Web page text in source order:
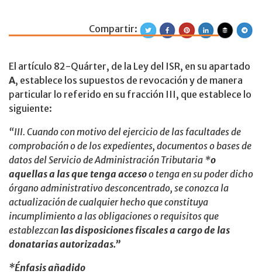
El SATCompartir:
El artículo 82-Quárter, de la Ley del ISR, en su apartado
A, establece los supuestos de revocación y de manera
particular lo referido en su fracción III, que establece lo
siguiente:
“III. Cuando con motivo del ejercicio de las facultades de
comprobación o de los expedientes, documentos o bases de
datos del Servicio de Administración Tributaria *o
aquellas a las que tenga accesoo tenga en su poder dicho
órgano administrativo desconcentrado, se conozca la
actualización de cualquier hecho que constituya
incumplimiento a las obligaciones o requisitos que
establezcanlas disposiciones fiscales a cargo de las
donatarias autorizadas.”
*Énfasis añadido